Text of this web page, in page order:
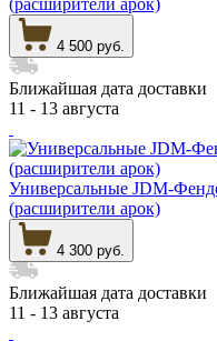
4 500 руб.
Ближайшая дата доставки
11 - 13 августа
Универсальные JDM-
(расширители арок)
4 300 руб.
Ближайшая дата доставки
11 - 13 августа